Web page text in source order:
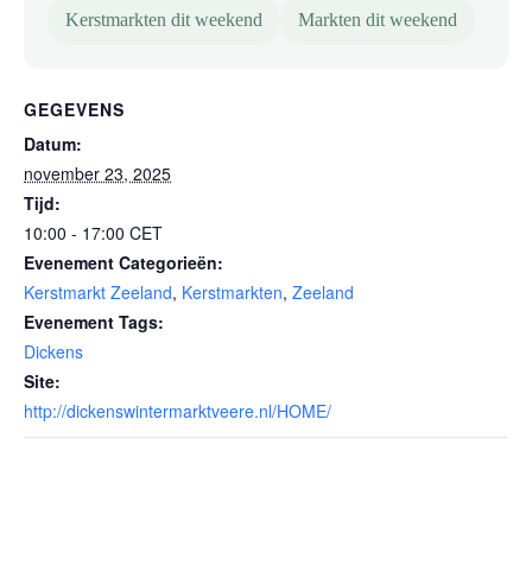
Kerstmarkten dit weekend Markten dit weekend
GEGEVENS
Datum:
november 23, 2025
Tijd:
10:00 - 17:00 CET
Evenement Categorieën:
Kerstmarkt Zeeland, Kerstmarkten, Zeeland
Evenement Tags:
Dickens
Site:
http://dickenswintermarktveere.nl/HOME/